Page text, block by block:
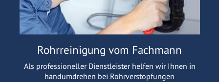
Rohrreinigung vom Fachmann
Als professioneller Dienstleister helfen wir Ihnen in
handumdrehen bei Rohrverstopfungen